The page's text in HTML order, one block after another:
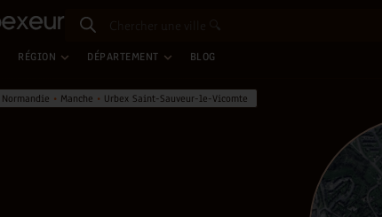
RÉGION DÉPARTEMENT BLOG
Normandie • Manche • Urbex Saint-Sauveur-le-Vicomte